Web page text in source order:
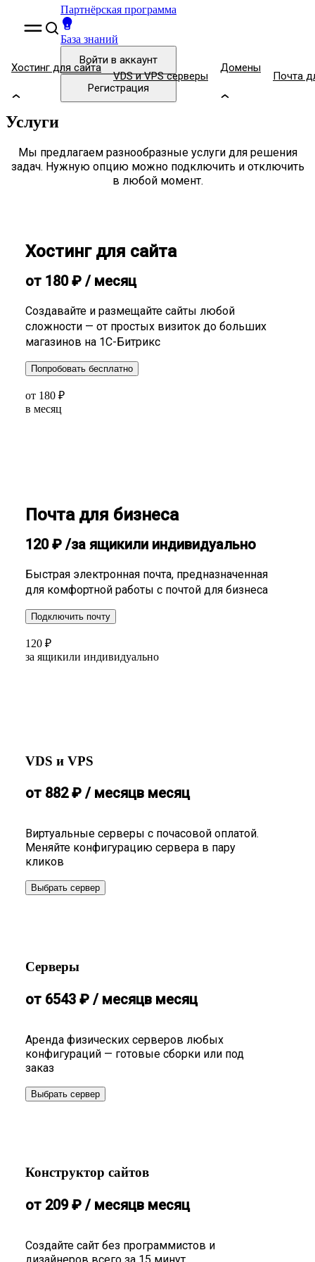
Партнёрская программа
База знаний
Войти в аккаунт
Регистрация
Хостинг для сайта
VDS и VPS серверы
Домены
Почта
Услуги
Мы предлагаем разнообразные услуги для решения
задач. Нужную опцию можно подключить и отключить
в любой момент.
Хостинг для сайта
от 180₽ / месяц
Создавайте и размещайте сайты любой
сложности — от простых визиток до больших
магазинов на 1С-Битрикс
Попробовать бесплатно
от 180 ₽
в месяц
Почта для бизнеса
120₽ /за ящикили индивидуально
Быстрая электронная почта, предназначенная
для комфортной работы с почтой для бизнеса
Подключить почту
120 ₽
за ящикили индивидуально
VDS и VPS
Виртуальные серверы с почасовой оплатой.
Меняйте конфигурацию сервера в пару
кликов
от 882₽ / месяцв месяц
Выбрать сервер
Серверы
Аренда физических серверов любых
конфигураций — готовые сборки или под
заказ
от 6543 ₽ / месяцв месяц
Выбрать сервер
Конструктор сайтов
Создайте сайт без программистов и
от 209₽ / месяцв месяц